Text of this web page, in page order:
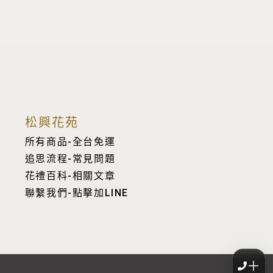
＋
松興花苑
所有商品-全台免運
追思流程-常見問題
花禮百科-相關文章
聯繫我們-點擊加LINE